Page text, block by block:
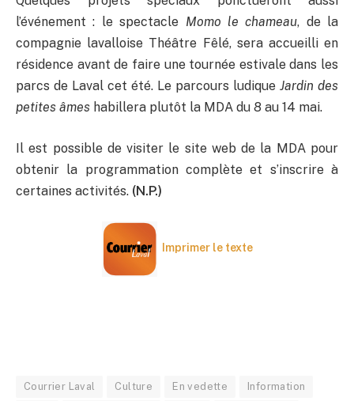
l’événement : le spectacle Momo le chameau, de la
compagnie lavalloise Théâtre Fêlé, sera accueilli en
résidence avant de faire une tournée estivale dans les
parcs de Laval cet été. Le parcours ludique Jardin des
petites âmes habillera plutôt la MDA du 8 au 14 mai.
Il est possible de visiter le site web de la MDA pour
obtenir la programmation complète et s’inscrire à
certaines activités. (N.P.)
Imprimer le texte
Courrier Laval Culture En vedette Information